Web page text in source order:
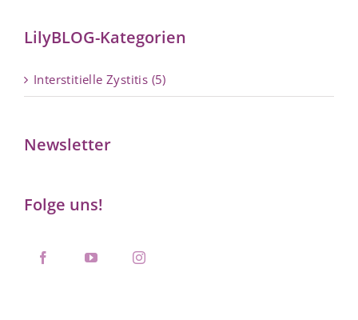
LilyBLOG-Kategorien
Interstitielle Zystitis (5)
Newsletter
Folge uns!